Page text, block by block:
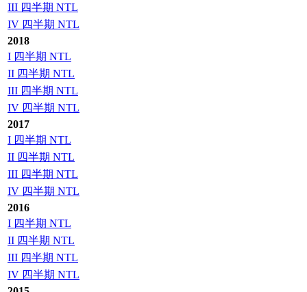
III 四半期 NTL
IV 四半期 NTL
2018
I 四半期 NTL
II 四半期 NTL
III 四半期 NTL
IV 四半期 NTL
2017
I 四半期 NTL
II 四半期 NTL
III 四半期 NTL
IV 四半期 NTL
2016
I 四半期 NTL
II 四半期 NTL
III 四半期 NTL
IV 四半期 NTL